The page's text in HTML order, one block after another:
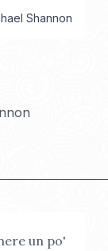
Shannon
un po'